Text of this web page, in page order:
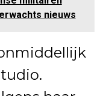
nieuws